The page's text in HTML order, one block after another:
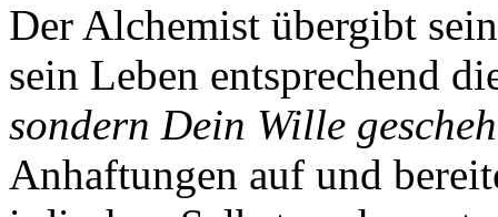
Der Alchemist übergibt
sein Leben entsprechend
sondern Dein Wille
Anhaftungen auf und